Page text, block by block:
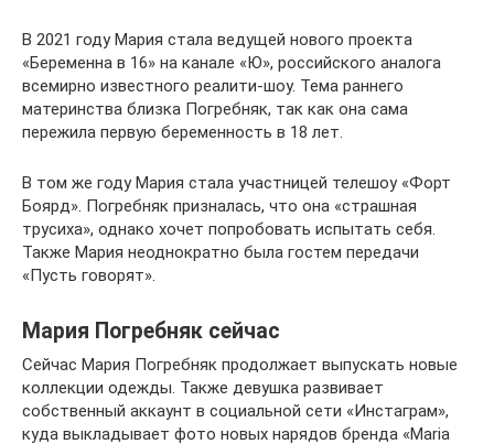
В 2021 году Мария стала ведущей нового проекта
«Беременна в 16» на канале «Ю», российского аналога
всемирно известного реалити-шоу. Тема раннего
материнства близка Погребняк, так как она сама
пережила первую беременность в 18 лет.
В том же году Мария стала участницей телешоу «Форт
Боярд». Погребняк призналась, что она «страшная
трусиха», однако хочет попробовать испытать себя.
Также Мария неоднократно была гостем передачи
«Пусть говорят».
Мария Погребняк сейчас
Сейчас Мария Погребняк продолжает выпускать новые
коллекции одежды. Также девушка развивает
собственный аккаунт в социальной сети «Инстаграм»,
куда выкладывает фото новых нарядов бренда «Maria